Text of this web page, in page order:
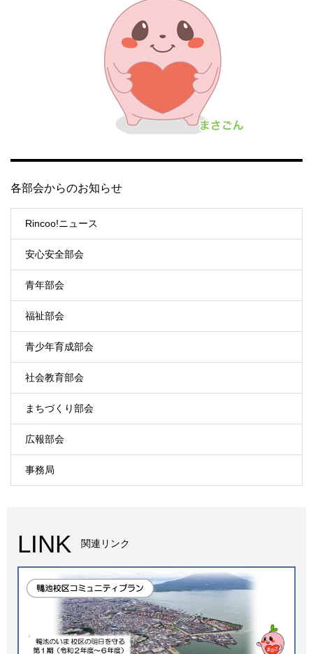
各部会からのお知らせ
Rincoo!ニュース
安心安全部会
青年部会
福祉部会
青少年育成部会
社会教育部会
まちづくり部会
広報部会
事務局
LINK 関連リンク